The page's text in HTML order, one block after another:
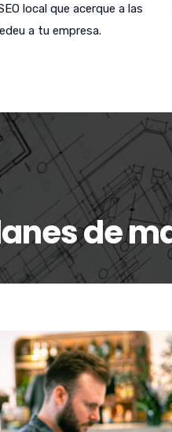
local que acerque a las
a tu empresa.
de